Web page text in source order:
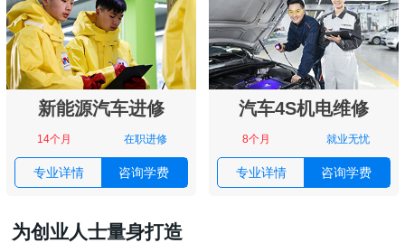
新能源汽车进修
14个月 在职进修
专业详情 咨询学费
汽车4S机电维修
8个月 就业无忧
专业详情 咨询学费
为创业人士量身打造